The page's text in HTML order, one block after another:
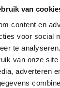
van
content en
voor social
te
van onze site
adverteren